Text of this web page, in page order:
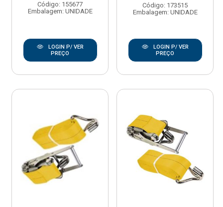
Código: 155677
Embalagem: UNIDADE
LOGIN P/ VER
PREÇO
Código: 173515
Embalagem: UNIDADE
LOGIN P/ VER
PREÇO